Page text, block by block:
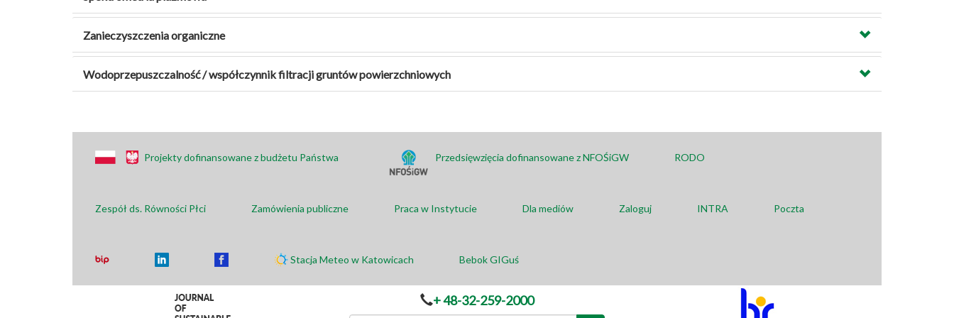
Zanieczyszczenia organiczne
Wodoprzepuszczalność / współczynnik filtracji gruntów powierzchniowych
Projekty dofinansowane z budżetu Państwa Przedsięwzięcia dofinansowane z NFOŚiGW RODO
Zespół ds. Równości Płci Zamówienia publiczne Praca w Instytucie Dla mediów Zaloguj INTRA Poczta
Stacja Meteo w Katowicach Bebok GIGuś
+ 48-32-259-2000